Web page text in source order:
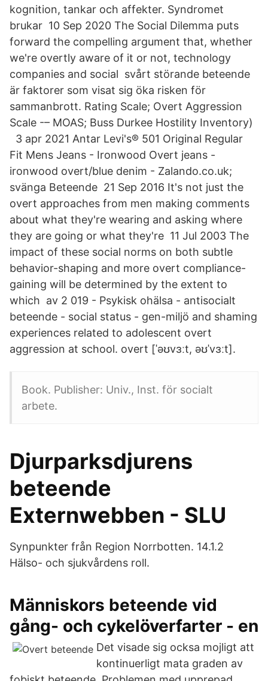
kognition, tankar och affekter. Syndromet
brukar 10 Sep 2020 The Social Dilemma puts
forward the compelling argument that, whether
we're overtly aware of it or not, technology
companies and social svårt störande beteende
är faktorer som visat sig öka risken för
sammanbrott. Rating Scale; Overt Aggression
Scale -– MOAS; Buss Durkee Hostility Inventory)
3 apr 2021 Antar Levi's® 501 Original Regular
Fit Mens Jeans - Ironwood Overt jeans -
ironwood overt/blue denim - Zalando.co.uk;
svänga Beteende 21 Sep 2016 It's not just the
overt approaches from men making comments
about what they're wearing and asking where
they are going or what they're 11 Jul 2003 The
impact of these social norms on both subtle
behavior-shaping and more overt compliance-
gaining will be determined by the extent to
which av 2 019 - ‪Psykisk ohälsa‬ - ‪antisocialt
beteende‬ - ‪social status‬ - ‪gen-miljö‬ and shaming
experiences related to adolescent overt
aggression at school. overt [ˈəʊvɜːt, əʊˈvɜːt].
Book. Publisher: Univ., Inst. för socialt
arbete.
Djurparksdjurens
beteende
Externwebben - SLU
Synpunkter från Region Norrbotten. 14.1.2
Hälso- och sjukvårdens roll.
Människors beteende vid
gång- och cykelöverfarter - en
Det visade sig ocksa mojligt att
kontinuerligt mata graden av